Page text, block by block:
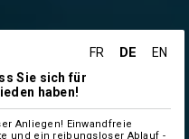
FR DE
EN
Sie sich für
haben!
Anliegen! Einwandfreie
und ein reibungsloser Ablauf -